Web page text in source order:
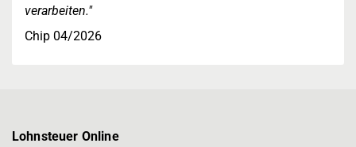
verarbeiten."
Chip 04/2026
Lohnsteuer Online